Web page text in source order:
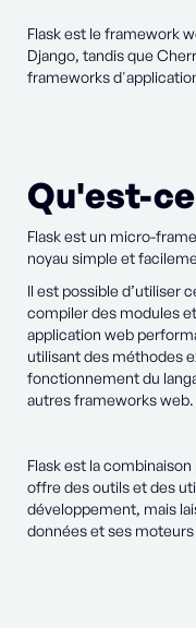
Flask est le framework
Django, tandis que
frameworks
Qu'est-
Flask est un micro-
noyau simple et
Il est possible d’utiliser
compiler des modules
application web
utilisant des méthodes
fonctionnement du
autres frameworks web.
Flask est la
offre des outils et des
développement, mais
données et ses